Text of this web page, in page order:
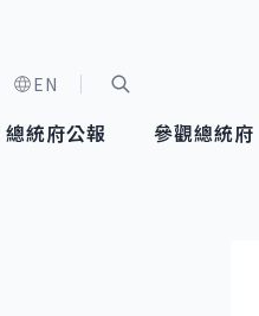
選單
EN
總統府公報 參觀總統府